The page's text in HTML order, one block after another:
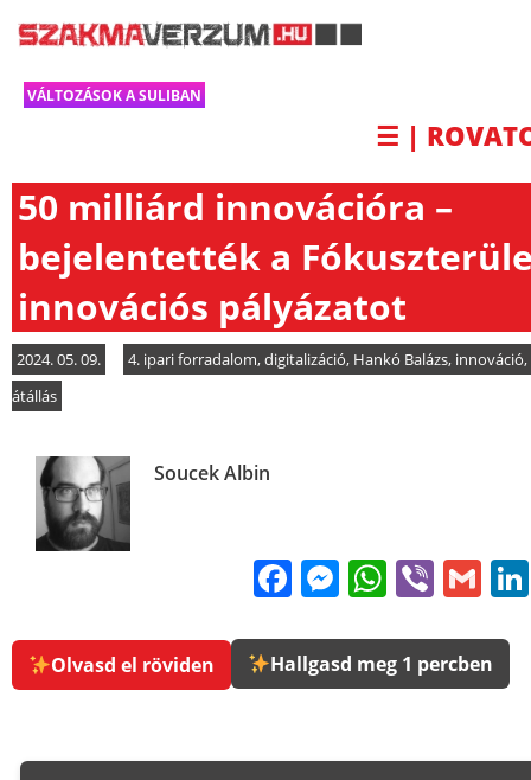
VÁLTOZÁSOK A SULIBAN
☰ |
50 milliárd innovációra –
bejelentették a
innovációs pályázatot
2024. 05. 09. 4. ipari forradalom,digitalizáció, Hankó Balázs, innováció,
átállás
Soucek Albin
FacebookViber
Olvasd el röviden Hallgasd meg 1 percben